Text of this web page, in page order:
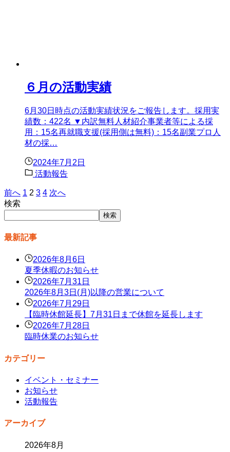
６月の活動実績
6月30日時点の活動実績状況をご報告します。採用実
績数：422名 ▼内訳無料人材紹介事業者等による採
用：15名再就職支援(採用側は無料)：15名副業プロ人
材の採…
2024年7月2日
活動報告
前へ 1 2 3 4 次へ
検索
検索
最新記事
2026年8月6日
夏季休暇のお知らせ
2026年7月31日
2026年8月3日(月)以降の営業について
2026年7月29日
【臨時休館延長】7月31日まで休館を延長します
2026年7月28日
臨時休業のお知らせ
カテゴリー
イベント・セミナー
お知らせ
活動報告
アーカイブ
2026年8月